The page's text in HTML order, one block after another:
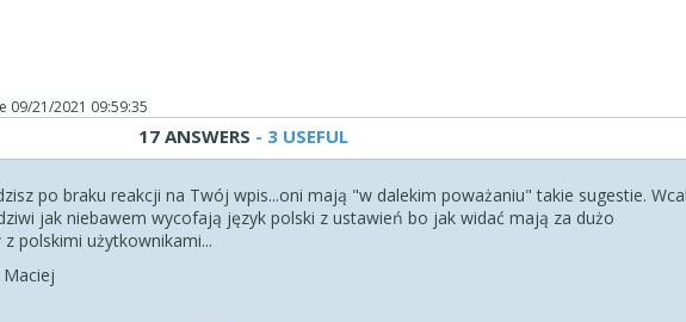
09/21/2021 09:59:35
17 ANSWERS - 3 USEFUL
po braku reakcji na Twój wpis...oni mają "w dalekim poważaniu" takie sugestie.
jak niebawem wycofają język polski z ustawień bo jak widać mają za dużo
polskimi użytkownikami...